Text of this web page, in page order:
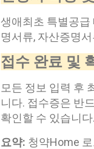
생애최초 특별공급
명서류, 자산증명
접수 완료 및
모든 정보 입력 후
니다. 접수증은 반
확인할 수 있습니다.
요약: 청약Home